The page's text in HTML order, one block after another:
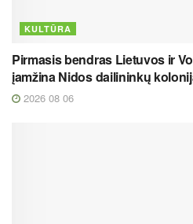
KULTŪRA
Pirmasis bendras Lietuvos ir
įamžina Nidos dailininkų
2026 08 06